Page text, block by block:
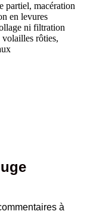
partiel, macération
en levures
ni filtration
rôties,
à